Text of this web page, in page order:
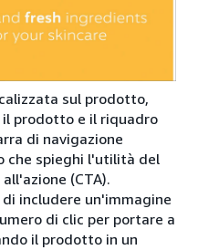
sul prodotto,
il prodotto e il riquadro
di navigazione
che spieghi l'utilità del
(CTA).
includere un'immagine
di clic per portare a
il prodotto in un